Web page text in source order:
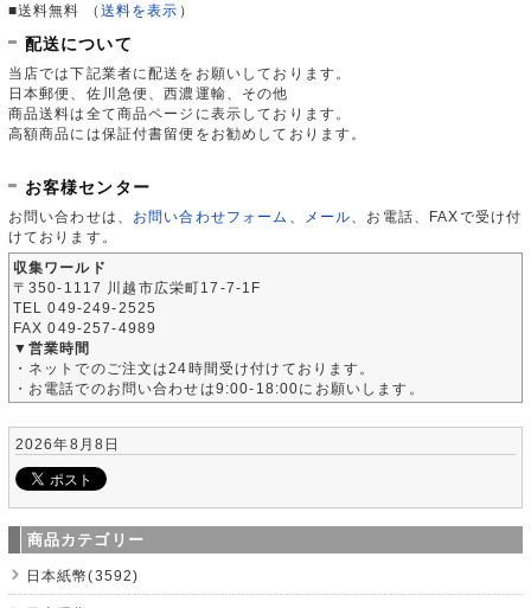
■送料無料
（ 送料を表示 ）
配送について
当店では下記業者に配送をお願いしております。
日本郵便、佐川急便、西濃運輸、その他
商品送料は全て商品ページに表示しております。
高額商品には保証付書留便をお勧めしております。
お客様センター
お問い合わせは、 お問い合わせフォーム メール 、お電話、FAXで受け付
けております。
収集ワールド
〒350-1117 川越市広栄町17-7-1F
TEL 049-249-2525
FAX 049-257-4989
▼営業時間
・ネットでのご注文は24時間受け付けております。
・お電話でのお問い合わせは9:00-18:00にお願いします。
2026年8月8日
商品カテゴリー
日本紙幣(3592)